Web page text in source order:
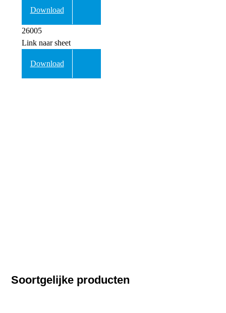
Download
26005
Link naar sheet
Download
Soortgelijke producten